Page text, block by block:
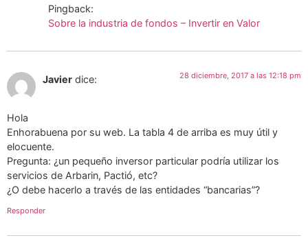
Pingback:
Sobre la industria de fondos – Invertir en Valor
Javier dice: 28 diciembre, 2017 a las 12:18 pm
Hola
Enhorabuena por su web. La tabla 4 de arriba es muy útil y
elocuente.
Pregunta: ¿un pequeño inversor particular podría utilizar los
servicios de Arbarin, Pactió, etc?
¿O debe hacerlo a través de las entidades “bancarias”?
Responder